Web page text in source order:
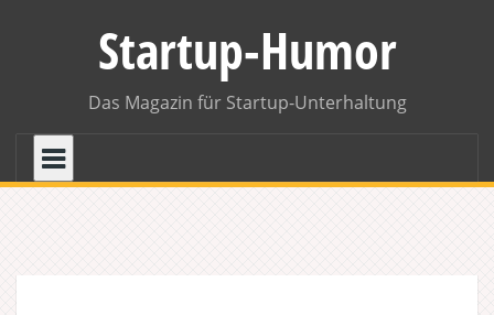
Startup-Humor
Das Magazin für Startup-Unterhaltung